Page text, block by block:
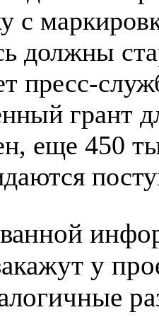
с
должны
пресс-
грант
еще 450
у